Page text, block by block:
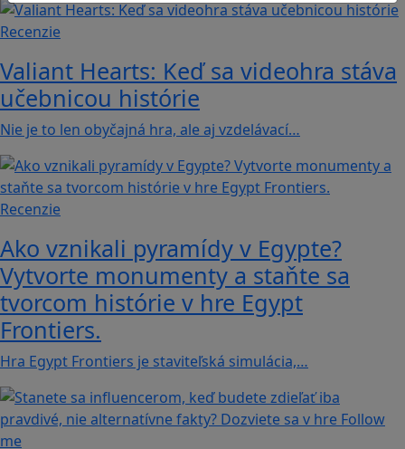
Recenzie
Valiant Hearts: Keď sa videohra stáva
učebnicou histórie
Nie je to len obyčajná hra, ale aj vzdelávací…
Recenzie
Ako vznikali pyramídy v Egypte?
Vytvorte monumenty a staňte sa
tvorcom histórie v hre Egypt
Frontiers.
Hra Egypt Frontiers je staviteľská simulácia,…